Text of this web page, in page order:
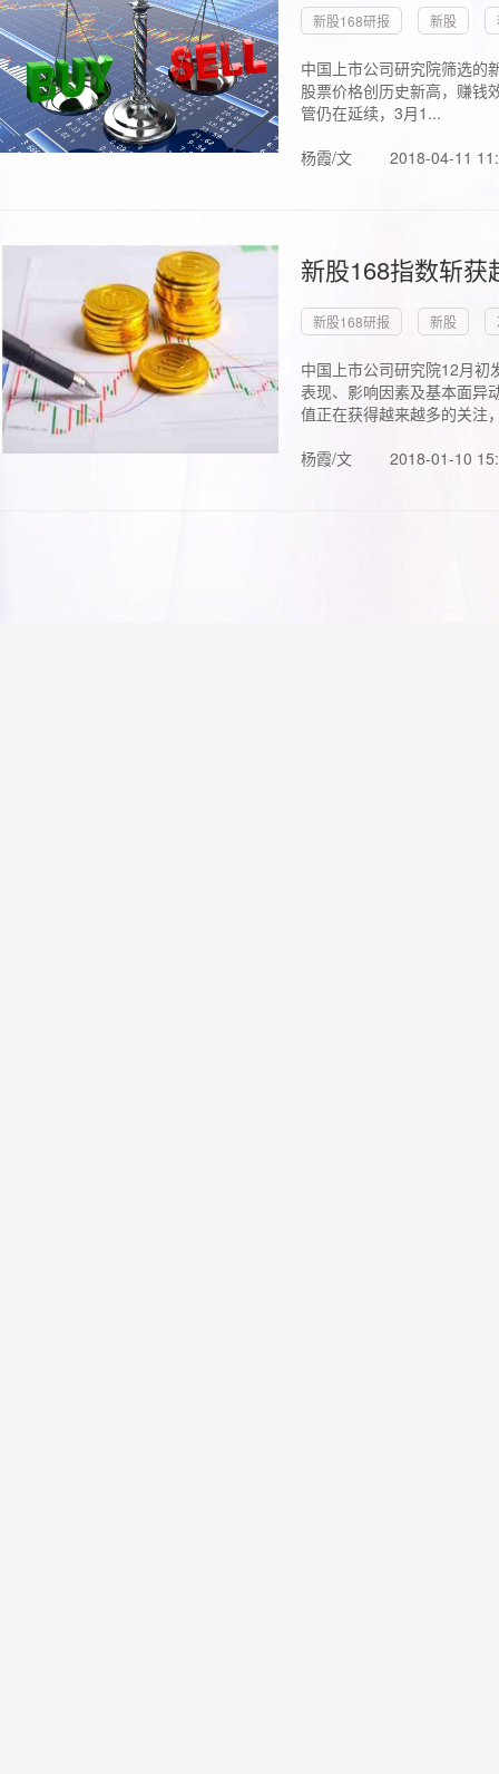
新股168研报 新股
中国上市公司研究院筛选的
股票价格创历史新高，赚钱
管仍在延续，3月1...
杨霞/文
2018-04-11
新股168指数斩
新股168研报 新股
中国上市公司研究院12月初
表现、影响因素及基本面异
值正在获得越来越多的关注
杨霞/文
2018-01-10